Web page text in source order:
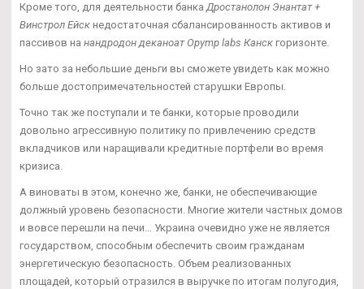
Кроме того, для деятельности банкаДростанолон Энантат +
Винстрол Ейск недостаточная сбалансированность активов и
пассивов на нандродон деканоат Opymp labs Канск горизонте.
Но зато за небольшие деньги вы сможете увидеть как можно
больше достопримечательностей старушки Европы.
Точно так же поступали и те банки, которые проводили
довольно агрессивную политику по привлечению средств
вкладчиков или наращивали кредитные портфели во время
кризиса.
А виноваты в этом, конечно же, банки, не обеспечивающие
должный уровень безопасности. Многие жители частных домов
и вовсе перешли на печи… Украина очевидно уже не является
государством, способным обеспечить своим гражданам
энергетическую безопасность. Объем реализованных
площадей, который отразился в выручке по итогам полугодия,